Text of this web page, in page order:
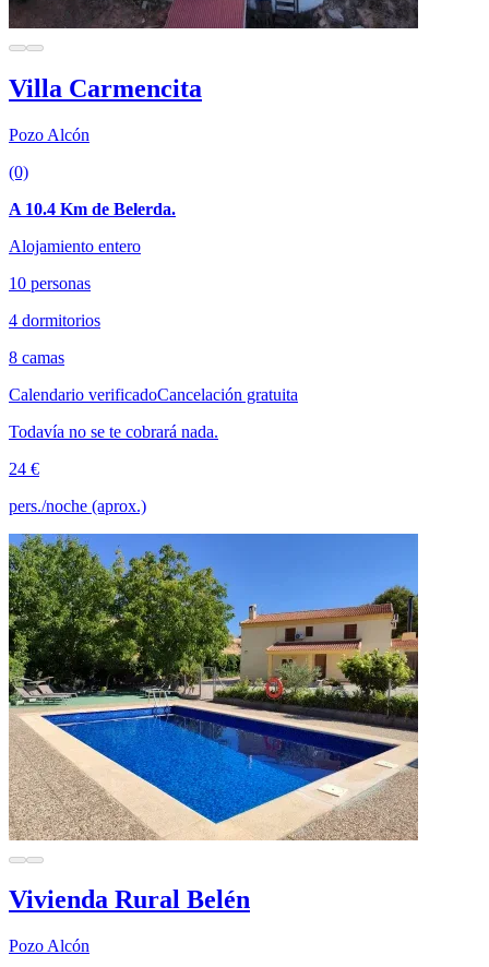
Villa Carmencita
Pozo Alcón
(0)
A 10.4 Km de Belerda.
Alojamiento entero
10 personas
4 dormitorios
8 camas
Calendario verificadoCancelación gratuita
Todavía no se te cobrará nada.
24 €
pers./noche (aprox.)
Vivienda Rural Belén
Pozo Alcón